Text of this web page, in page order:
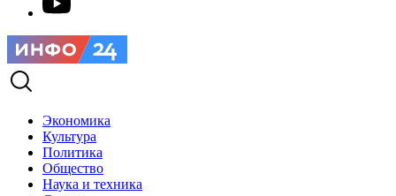
Экономика
Культура
Политика
Общество
Наука и техника